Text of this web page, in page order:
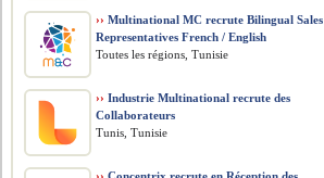
›› Multinational MC recrute Bilingual Sales
Representatives French / English
Toutes les régions, Tunisie
›› Industrie Multinational recrute des
Collaborateurs
Tunis, Tunisie